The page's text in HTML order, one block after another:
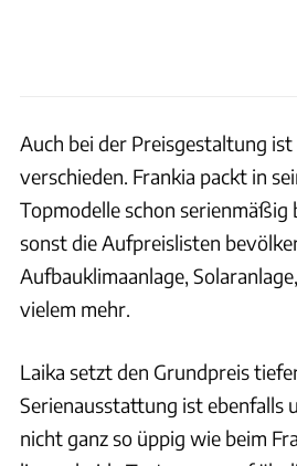
Auch bei der Preisgestaltung
verschieden. Frankia packt in
Topmodelle schon serienmäßig
sonst die Aufpreislisten
Aufbauklimaanlage,
vielem mehr.
Laika setzt den Grundpreis
Serienausstattung ist ebenfalls
nicht ganz so üppig wie beim